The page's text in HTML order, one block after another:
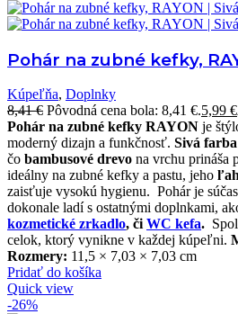
Pohár na zubné kefky,
Kúpeľňa, Doplnky
8,41€ Pôvodná cena bola: 8,41 €.5,99 €
Pohár na zubné kefky RAYON je
moderný dizajn a funkčnosť. Sivá farba
čo bambusové drevo na vrchu prináša
ideálny na zubné kefky a pastu, jeho
zaisťuje vysokú hygienu. Pohár je
dokonale ladí s ostatnými doplnkami,
kozmetické zrkadlo, čiWC kefa.
celok, ktorý vynikne v každej kúpeľni.
Rozmery: 11,5 × 7,03 × 7,03 cm
Pridať do košíka
Quick view
-26%